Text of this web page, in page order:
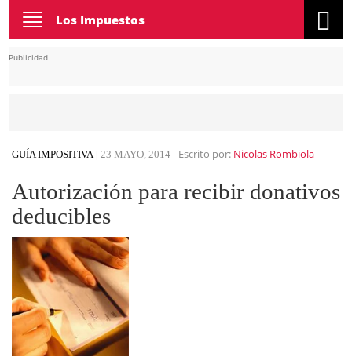
Toggle
navigation
Los Impuestos
Publicidad
GUÍA IMPOSITIVA| 23 MAYO, 2014 - Escrito por: Nicolas Rombiola
Autorización para recibir donativos
deducibles